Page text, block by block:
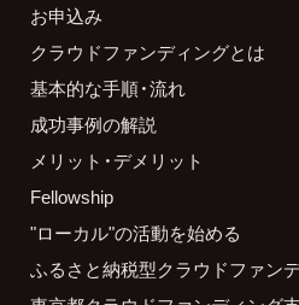
お申込み
クラウドファンディングとは
基本的な手順・流れ
成功事例の解説
メリット・デメリット
Fellowship
"ローカル"の活動を始める
ふるさと納税型クラウドファン